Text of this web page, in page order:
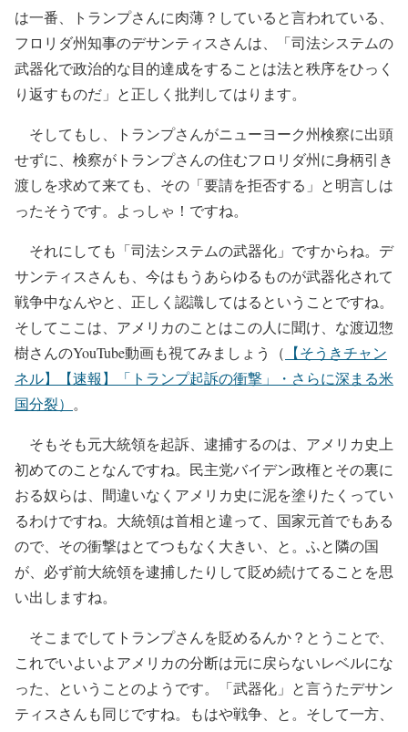
は一番、トランプさんに肉薄？していると言われている、
フロリダ州知事のデサンティスさんは、「司法システムの
武器化で政治的な目的達成をすることは法と秩序をひっく
り返すものだ」と正しく批判してはります。
そしてもし、トランプさんがニューヨーク州検察に出頭
せずに、検察がトランプさんの住むフロリダ州に身柄引き
渡しを求めて来ても、その「要請を拒否する」と明言しは
ったそうです。よっしゃ！ですね。
それにしても「司法システムの武器化」ですからね。デ
サンティスさんも、今はもうあらゆるものが武器化されて
戦争中なんやと、正しく認識してはるということですね。
そしてここは、アメリカのことはこの人に聞け、な渡辺惣
樹さんのYouTube動画も視てみましょう（ 【そうきチャン
ネル】【速報】「トランプ起訴の衝撃」・さらに深まる米
国分裂） 。
そもそも元大統領を起訴、逮捕するのは、アメリカ史上
初めてのことなんですね。民主党バイデン政権とその裏に
おる奴らは、間違いなくアメリカ史に泥を塗りたくってい
るわけですね。大統領は首相と違って、国家元首でもある
ので、その衝撃はとてつもなく大きい、と。ふと隣の国
が、必ず前大統領を逮捕したりして貶め続けてることを思
い出しますね。
そこまでしてトランプさんを貶めるんか？とうことで、
これでいよいよアメリカの分断は元に戻らないレベルにな
った、ということのようです。「武器化」と言うたデサン
ティスさんも同じですね。もはや戦争、と。そして一方、